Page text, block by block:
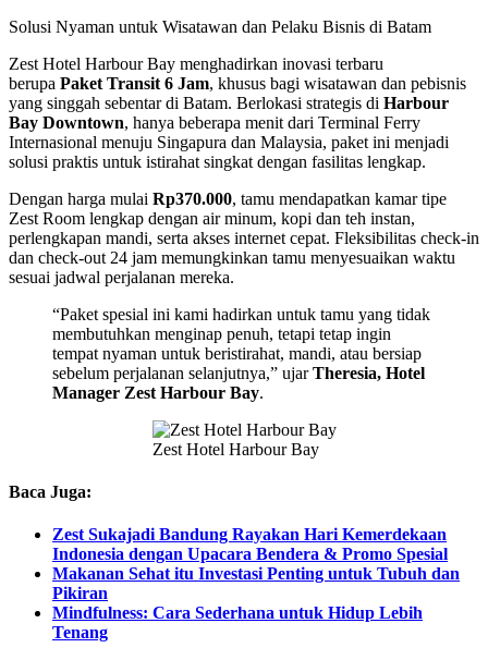
Solusi Nyaman untuk Wisatawan dan Pelaku Bisnis di Batam
Zest Hotel Harbour Bay menghadirkan inovasi terbaru
berupa Paket Transit 6 Jam, khusus bagi wisatawan dan pebisnis
yang singgah sebentar di Batam. Berlokasi strategis di Harbour
Bay Downtown, hanya beberapa menit dari Terminal Ferry
Internasional menuju Singapura dan Malaysia, paket ini menjadi
solusi praktis untuk istirahat singkat dengan fasilitas lengkap.
Dengan harga mulai Rp370.000, tamu mendapatkan kamar tipe
Zest Room lengkap dengan air minum, kopi dan teh instan,
perlengkapan mandi, serta akses internet cepat. Fleksibilitas check-in
dan check-out 24 jam memungkinkan tamu menyesuaikan waktu
sesuai jadwal perjalanan mereka.
“Paket spesial ini kami hadirkan untuk tamu yang tidak
membutuhkan menginap penuh, tetapi tetap ingin
tempat nyaman untuk beristirahat, mandi, atau bersiap
sebelum perjalanan selanjutnya,” ujarTheresia, Hotel
Manager Zest Harbour Bay.
Zest Hotel Harbour Bay
Baca Juga:
Zest Sukajadi Bandung Rayakan Hari Kemerdekaan
Indonesia dengan Upacara Bendera & Promo Spesial
Makanan Sehat itu Investasi Penting untuk Tubuh dan
Pikiran
Mindfulness: Cara Sederhana untuk Hidup Lebih
Tenang